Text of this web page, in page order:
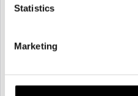
Statistics
Marketing